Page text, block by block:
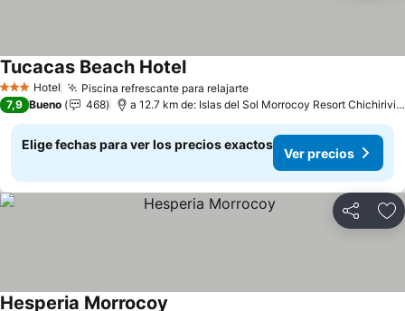
3 Estrellas
Hotel Piscina refrescante para relajarte
Tucacas Beach Hotel
7,9 Bueno 468 a 12.7 km de: Islas del Sol Morrocoy Resort Chichiriviche
Elige fechas para ver los precios exactos
Ver precios
Compartir
Hesperia Morrocoy